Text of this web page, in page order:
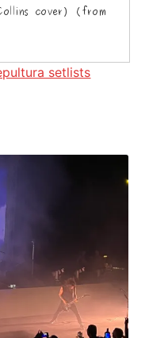
setlists